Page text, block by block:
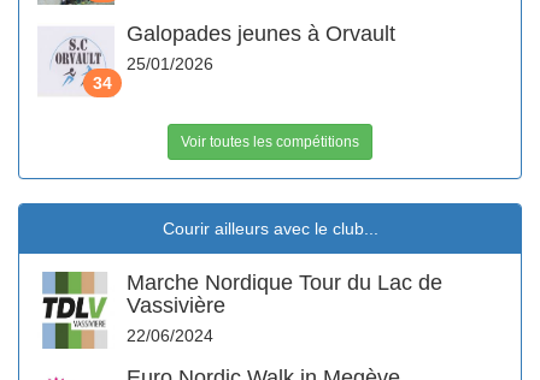
34
Galopades jeunes à Orvault
25/01/2026
Voir toutes les compétitions
Courir ailleurs avec le club...
Marche Nordique Tour du Lac de
Vassivière
22/06/2024